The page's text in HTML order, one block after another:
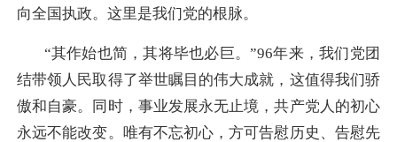
向全国执政。这里是我们党的根脉。
“其作始也简，其将毕也必巨。”96年来，我们党团
结带领人民取得了举世瞩目的伟大成就，这值得我们骄
傲和自豪。同时，事业发展永无止境，共产党人的初心
永远不能改变。唯有不忘初心，方可告慰历史、告慰先